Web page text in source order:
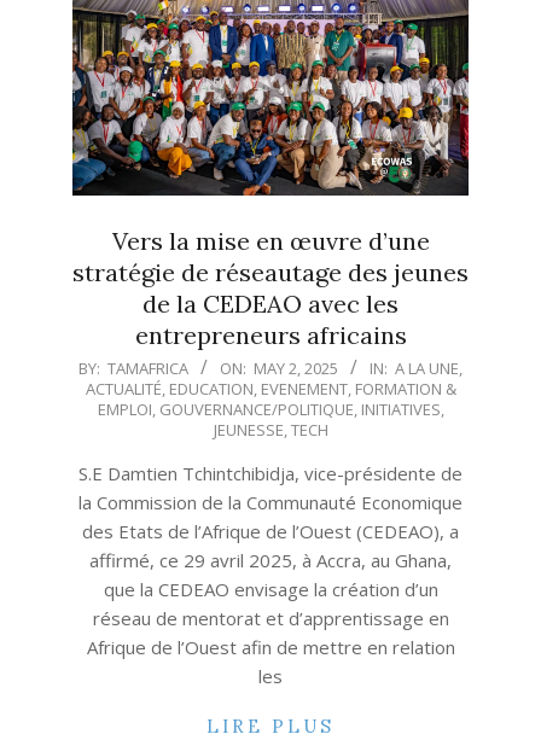
Vers la mise en œuvre d’une
stratégie de réseautage des jeunes
de la CEDEAO avec les
entrepreneurs africains
2025-
05-
BY: TAMAFRICA ON: MAY 2, 2025 IN: A LA UNE,
ACTUALITÉ, EDUCATION, EVENEMENT, FORMATION &
EMPLOI, GOUVERNANCE/POLITIQUE, INITIATIVES,
JEUNESSE,TECH
S.E Damtien Tchintchibidja, vice-présidente de
la Commission de la Communauté Economique
des Etats de l’Afrique de l’Ouest (CEDEAO), a
affirmé, ce 29 avril 2025, à Accra, au Ghana,
que la CEDEAO envisage la création d’un
réseau de mentorat et d’apprentissage en
Afrique de l’Ouest afin de mettre en relation
les
LIRE PLUS